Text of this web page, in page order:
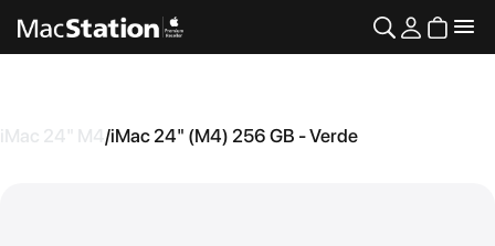
iMac 24" M4/iMac 24" (M4) 256 GB - Verde